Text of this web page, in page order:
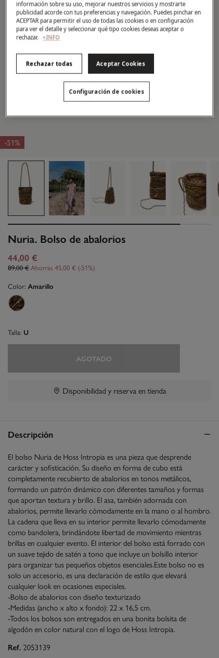
-51%
Nuria. Bolso de abalorios
44,00 €
89,00 € Ahorras 45,00 € 51
Color: Amarillo
Talla: U
AGOTADO
Disponibilidad y reserva en tienda
Descripción
El bolso Nuria de Hoss Intropia es una pieza que desprende
carácter y sofisticación. Su diseño en forma de cubo está
completamente recubierto de abalorios en tonos metálicos,
formando un patrón dinámico con diferentes tamaños y formas
que aportan textura y brillo. El asa, también adornada con
abalorios, permite llevarlo cómodamente en la mano o al hombro.
La cadena que lleva en su interior permite llevarlo cómodamente
como bandolera, brindándote libertad de movimiento mientras
brillas en cualquier evento. El interior del bolso está forrado con
un suave tejido de satén a tono que incluye un bolsillo interior
para organizar tus pequeños objetos esenciales.Este bolso no es
solo un accesorio, es una declaración de estilo que elevará
cualquier look en ocasiones especiales.
-Bolso de abalorios con diseño texturizado
-Medidas (ancho x alto x fondo): 22 x 16,5 cm.
-Todos los bolsos son entregados en una bonita bolsita de
algodón en color natural con el logo de Hoss Intropia.
Ref. 2053139
información sobre su uso, mejorar nuestros servicios y mostrarte
publicidad acorde con tus preferencias y navegación. Puedes pinchar en
ACEPTAR para permitir el uso de todas las cookies o en configuración
para ver el detalle y seleccionar qué tipo cookies deseas aceptar o
rechazar. +INFO
Rechazar todas Aceptar Cookies
Configuración de cookies